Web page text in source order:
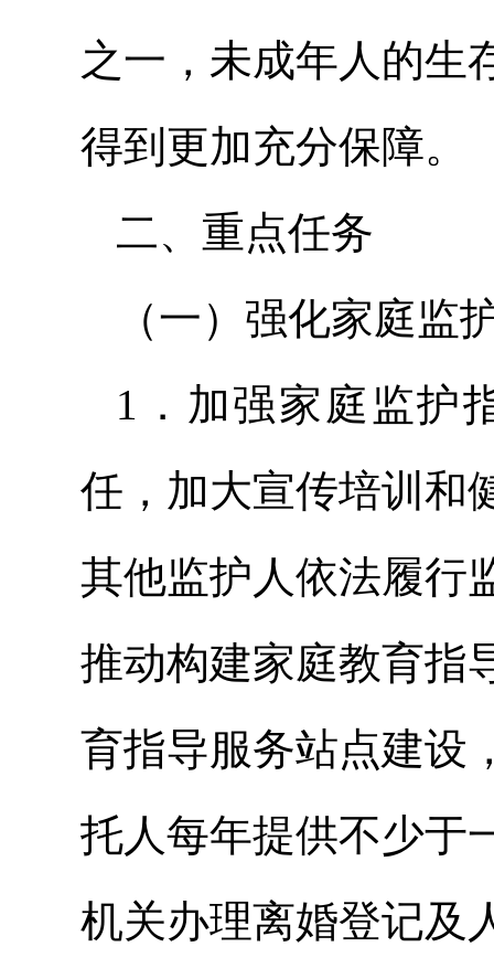
之一，未成年人的生
得到更加充分保障。
二、重点任务
（一）强化家庭监
1．加强家庭监护
任，加大宣传培训和
其他监护人依法履行
推动构建家庭教育指
育指导服务站点建设
托人每年提供不少于
机关办理离婚登记及